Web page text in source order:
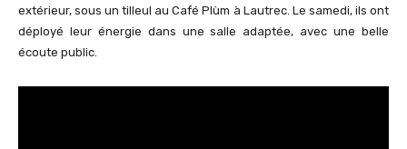
extérieur, sous un tilleul au Café Plùm à Lautrec. Le samedi, ils ont
déployé leur énergie dans une salle adaptée, avec une belle
écoute public.